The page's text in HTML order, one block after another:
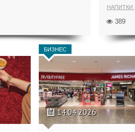
НАПИТКИ
389
БИЗНЕС
14.04.2026